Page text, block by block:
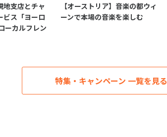
地支店とチャ
ビス「ヨーロ
ーカルフレン
【オーストリア】音楽の都ウィ
ーンで本場の音楽を楽しむ
特集・キャンペーン 一覧を見る